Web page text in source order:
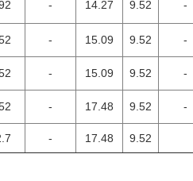
- 14.27 9.52 -
- 15.09 9.52 -
- 15.09 9.52 -
- 17.48 9.52 -
- 17.48 9.52